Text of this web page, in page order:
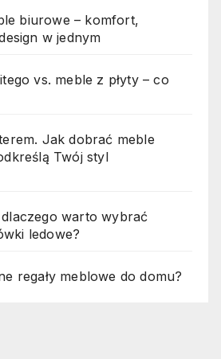
biurowe – komfort,
w jednym
vs. meble z płyty – co
Jak dobrać meble
Twój styl
warto wybrać
ledowe?
regały meblowe do domu?